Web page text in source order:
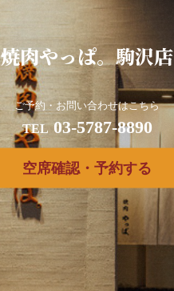
焼肉やっぱ。駒沢店
ご予約・お問い合わせはこちら
TEL03-5787-8890
空席確認・予約する